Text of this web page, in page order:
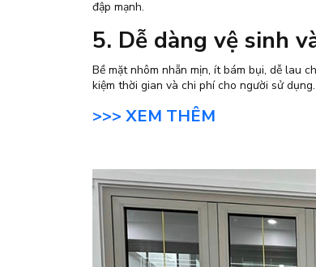
đập mạnh.
5. Dễ dàng vệ sinh
Bề mặt nhôm nhẵn mịn, ít bám bụi, dễ lau
kiệm thời gian và chi phí cho người sử dụng.
>>> XEM THÊM